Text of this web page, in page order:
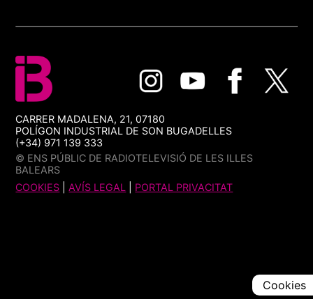
CARRER MADALENA, 21, 07180
POLÍGON INDUSTRIAL DE SON BUGADELLES
(+34) 971 139 333
© ENS PÚBLIC DE RADIOTELEVISIÓ DE LES ILLES
BALEARS
COOKIES |AVÍS LEGAL PORTAL PRIVACITAT
Cookies